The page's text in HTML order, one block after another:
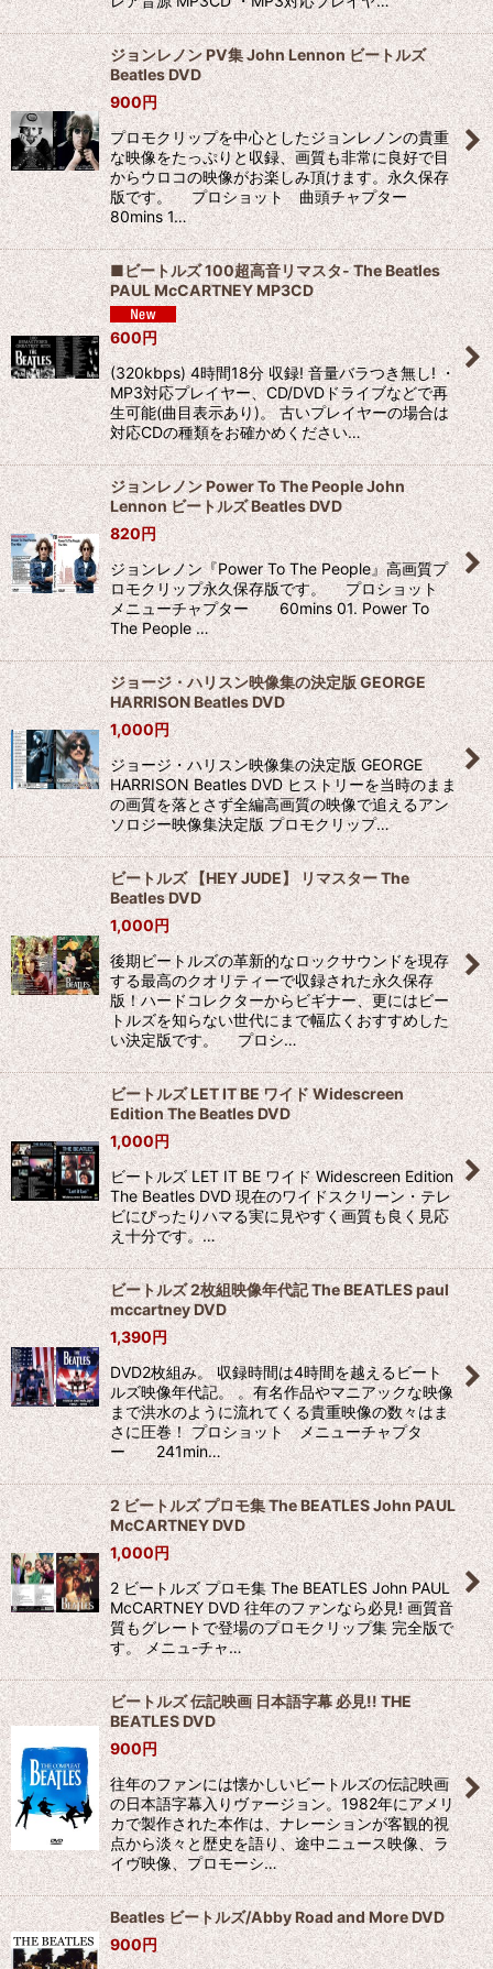
ジョンレノン PV集 John Lennon ビートルズ
Beatles DVD
900円
プロモクリップを中心としたジョンレノンの貴重
な映像をたっぷりと収録、画質も非常に良好で目
からウロコの映像がお楽しみ頂けます。永久保存
版です。 プロショット 曲頭チャプター
80mins 1…
■ビートルズ 100超高音リマスタ- The Beatles
PAUL McCARTNEY MP3CD
600円
(320kbps) 4時間18分 収録! 音量バラつき無し! ・
MP3対応プレイヤー、CD/DVDドライブなどで再
生可能(曲目表示あり)。 古いプレイヤーの場合は
対応CDの種類をお確かめください…
ジョンレノン Power To The People John
Lennon ビートルズ Beatles DVD
820円
ジョンレノン『Power To The People』高画質プ
ロモクリップ永久保存版です。 プロショット
メニューチャプター 60mins 01. Power To
The People …
ジョージ・ハリスン映像集の決定版 GEORGE
HARRISON Beatles DVD
1,000円
ジョージ・ハリスン映像集の決定版 GEORGE
HARRISON Beatles DVD ヒストリーを当時のまま
の画質を落とさず全編高画質の映像で追えるアン
ソロジー映像集決定版 プロモクリップ…
ビートルズ 【HEY JUDE】 リマスター The
Beatles DVD
1,000円
後期ビートルズの革新的なロックサウンドを現存
する最高のクオリティーで収録された永久保存
版！ハードコレクターからビギナー、更にはビー
トルズを知らない世代にまで幅広くおすすめした
い決定版です。 プロシ…
ビートルズ LET IT BE ワイド Widescreen
Edition The Beatles DVD
1,000円
ビートルズ LET IT BE ワイド Widescreen Edition
The Beatles DVD 現在のワイドスクリーン・テレ
ビにぴったりハマる実に見やすく画質も良く見応
え十分です。…
ビートルズ 2枚組映像年代記 The BEATLES paul
mccartney DVD
1,390円
DVD2枚組み。 収録時間は4時間を越えるビート
ルズ映像年代記。 。有名作品やマニアックな映像
まで洪水のように流れてくる貴重映像の数々はま
さに圧巻！ プロショット メニューチャプタ
ー 241min…
2 ビートルズ プロモ集 The BEATLES John PAUL
McCARTNEY DVD
1,000円
2 ビートルズ プロモ集 The BEATLES John PAUL
McCARTNEY DVD 往年のファンなら必見! 画質音
質もグレートで登場のプロモクリップ集 完全版で
す。 メニュ-チャ…
ビートルズ 伝記映画 日本語字幕 必見!! THE
BEATLES DVD
900円
往年のファンには懐かしいビートルズの伝記映画
の日本語字幕入りヴァージョン。1982年にアメリ
カで製作された本作は、ナレーションが客観的視
点から淡々と歴史を語り、途中ニュース映像、ラ
イヴ映像、プロモーシ…
Beatles ビートルズ/Abby Road and More DVD
900円